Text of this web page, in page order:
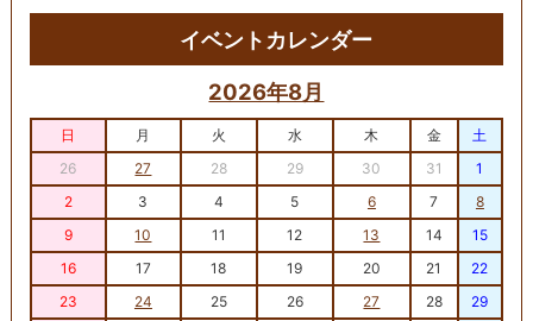
イベントカレンダー
2026年8月
日 月 火 水 木 金
土
26
27 28 29 30 31
1
2
3 4 5 6 7
8
9
10 11 12 13 14
15
16
17 18 19 20 21
22
23
24 25 26 27 28
29